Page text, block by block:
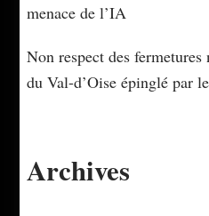
menace de l’IA
Non respect des
du Val-d’Oise épinglé par
Archives